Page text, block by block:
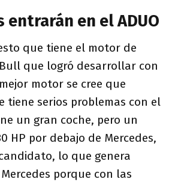
entrarán en el ADUO
que tiene el motor de
que logró desarrollar con
motor se cree que
tiene serios problemas con el
un gran coche, pero un
HP por debajo de Mercedes,
lo que genera
porque con las